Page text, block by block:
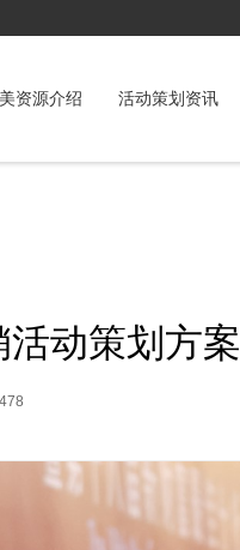
资源介绍 活动策划资讯
动策划方案